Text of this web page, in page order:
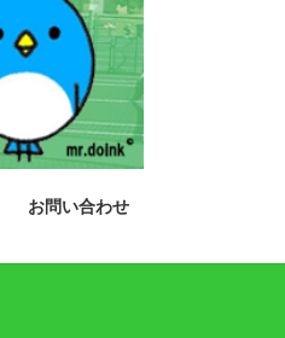
お問い合わせ